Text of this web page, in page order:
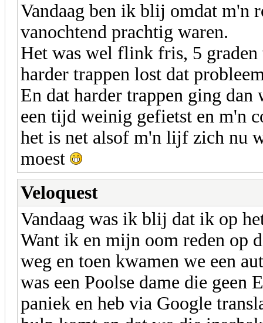
Vandaag ben ik blij omdat m'n
vanochtend prachtig waren.
Het was wel flink fris, 5 graden
harder trappen lost dat
En dat harder trappen ging
een tijd weinig gefietst en m'n
het is net alsof m'n lijf zich nu
moest
Veloquest
Vandaag was ik blij dat ik op
Want ik en mijn oom reden op
weg en toen kwamen we een
was een Poolse dame die geen
paniek en heb via Google